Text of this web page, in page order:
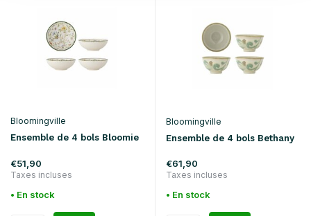
Bloomingville
Ensemble de 4 bols Bloomie
€51,90
Taxes incluses
• En stock
Bloomingville
Ensemble de 4 bols Bethany
€61,90
Taxes incluses
• En stock